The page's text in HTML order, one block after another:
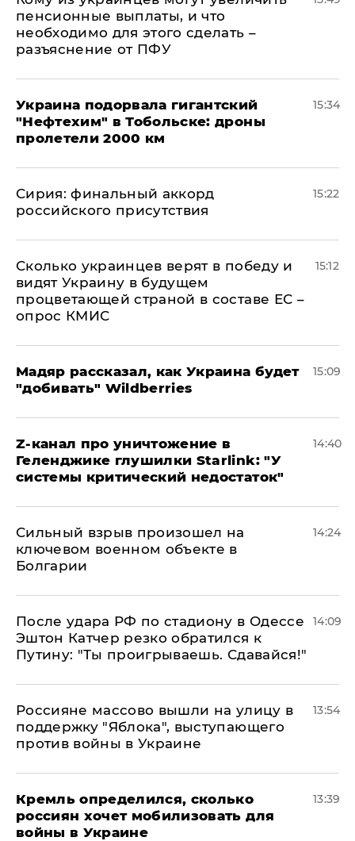
пенсионные выплаты, и что
необходимо для этого сделать –
разъяснение от ПФУ
Украина подорвала гигантский
"Нефтехим" в Тобольске: дроны
пролетели 2000 км
15:34
​Сирия: финальный аккорд
российского присутствия
15:22
Сколько украинцев верят в победу и
видят Украину в будущем
процветающей страной в составе ЕС –
опрос КМИС
15:12
Мадяр рассказал, как Украина будет
"добивать" Wildberries
15:09
Z-канал про уничтожение в
Геленджике глушилки Starlink: "У
системы критический недостаток"
14:40
Сильный взрыв произошел на
ключевом военном объекте в
Болгарии
14:24
После удара РФ по стадиону в Одессе
Эштон Катчер резко обратился к
Путину: "Ты проигрываешь. Сдавайся!"
14:09
Россияне массово вышли на улицу в
поддержку "Яблока", выступающего
против войны в Украине
13:54
Кремль определился, сколько
россиян хочет мобилизовать для
войны в Украине
13:39